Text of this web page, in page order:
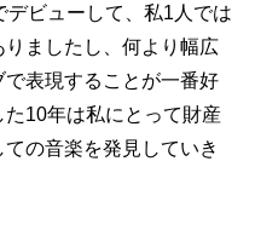
ビューして、私1人では
ましたし、何より幅広
表現することが一番好
10年は私にとって財産
の音楽を発見していき